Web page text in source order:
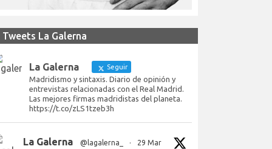
Tweets La Galerna
La Galerna Seguir
Madridismo y sintaxis. Diario de opinión y
entrevistas relacionadas con el Real Madrid.
Las mejores firmas madridistas del planeta.
https://t.co/zLS1tzeb3h
La Galerna @lagalerna_ · 29 Mar